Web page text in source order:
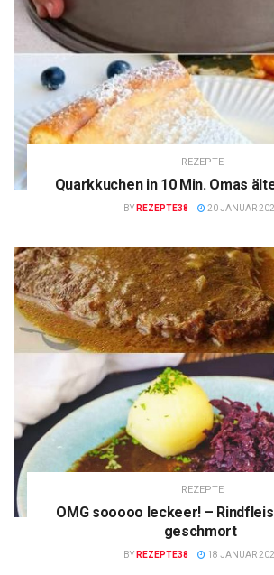
REZEPTE
Quarkkuchen in 10 Min. Omas
BY REZEPTE38 20 JANUAR
REZEPTE
OMG sooooo leckeer! –
geschmort
BY REZEPTE38 18 JANUAR